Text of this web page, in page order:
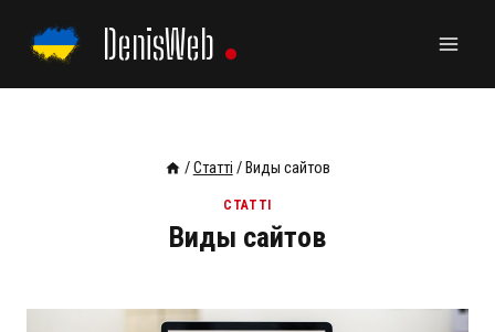
content
DenisWeb
/Статті /Виды сайтов
СТАТТІ
Виды сайтов